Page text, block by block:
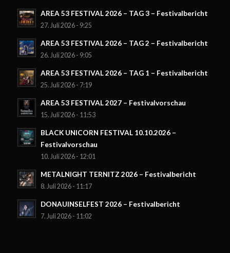
AREA 53 FESTIVAL 2026 – TAG 3 – Festivalbericht
27. Juli 2026 - 9:25
AREA 53 FESTIVAL 2026 – TAG 2 – Festivalbericht
26. Juli 2026 - 9:05
AREA 53 FESTIVAL 2026 – TAG 1 – Festivalbericht
25. Juli 2026 - 7:19
AREA 53 FESTIVAL 2027 – Festivalvorschau
15. Juli 2026 - 11:53
BLACK UNICORN FESTIVAL 10.10.2026 –
Festivalvorschau
10. Juli 2026 - 12:01
METALNIGHT TERNITZ 2026 – Festivalbericht
8. Juli 2026 - 11:17
DONAUINSELFEST 2026 – Festivalbericht
7. Juli 2026 - 11:02